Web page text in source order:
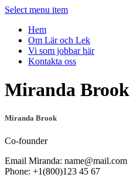
Select menu item
Hem
Om Lär och Lek
Vi som jobbar här
Kontakta oss
Miranda Brook
Miranda Brook
Co-founder
Email Miranda: name@mail.com
Phone: +1(800)123 45 67